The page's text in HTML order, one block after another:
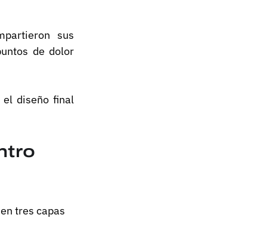
sus
de dolor
el diseño final
tres capas